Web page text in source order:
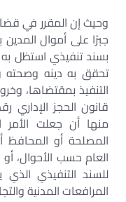
وحيث إن المقرر في
جبرًا على أموال المدين
بسند تنفيذي استظل به
تحقق به دينه وصحته
التنفيذ بمقتضاها،
منها أن جعلت الأمر
المصلحة أو المحافظ
العام حسب الأحوال،
للسند التنفيذي الذي
المرافعات المدنية